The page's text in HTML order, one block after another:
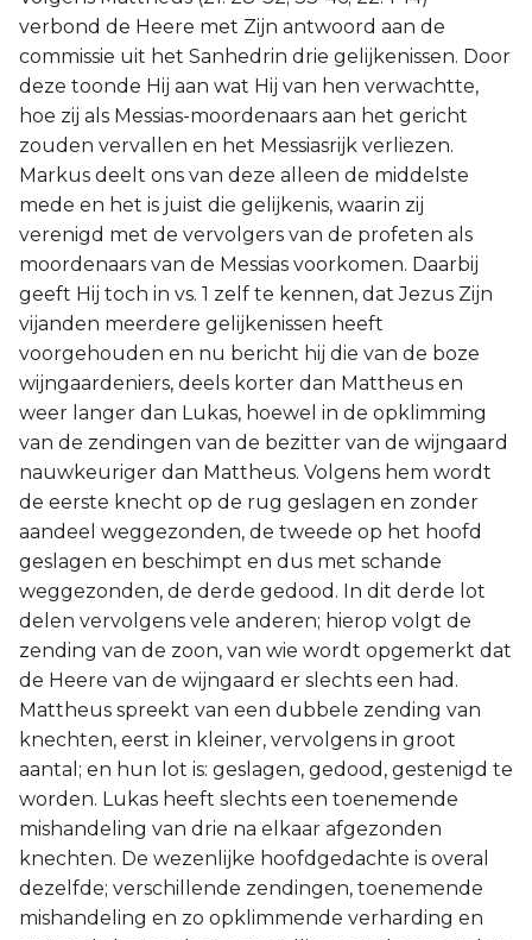
verbond de Heere met Zijn antwoord aan de
commissie uit het Sanhedrin drie gelijkenissen. Door
deze toonde Hij aan wat Hij van hen verwachtte,
hoe zij als Messias-moordenaars aan het gericht
zouden vervallen en het Messiasrijk verliezen.
Markus deelt ons van deze alleen de middelste
mede en het is juist die gelijkenis, waarin zij
verenigd met de vervolgers van de profeten als
moordenaars van de Messias voorkomen. Daarbij
geeft Hij toch in vs. 1 zelf te kennen, dat Jezus Zijn
vijanden meerdere gelijkenissen heeft
voorgehouden en nu bericht hij die van de boze
wijngaardeniers, deels korter dan Mattheus en
weer langer dan Lukas, hoewel in de opklimming
van de zendingen van de bezitter van de wijngaard
nauwkeuriger dan Mattheus. Volgens hem wordt
de eerste knecht op de rug geslagen en zonder
aandeel weggezonden, de tweede op het hoofd
geslagen en beschimpt en dus met schande
weggezonden, de derde gedood. In dit derde lot
delen vervolgens vele anderen; hierop volgt de
zending van de zoon, van wie wordt opgemerkt dat
de Heere van de wijngaard er slechts een had.
Mattheus spreekt van een dubbele zending van
knechten, eerst in kleiner, vervolgens in groot
aantal; en hun lot is: geslagen, gedood, gestenigd te
worden. Lukas heeft slechts een toenemende
mishandeling van drie na elkaar afgezonden
knechten. De wezenlijke hoofdgedachte is overal
dezelfde; verschillende zendingen, toenemende
mishandeling en zo opklimmende verharding en